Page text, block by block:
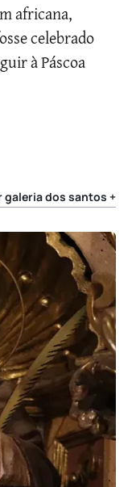
africana,
celebrado
à Páscoa
galeria dos santos +